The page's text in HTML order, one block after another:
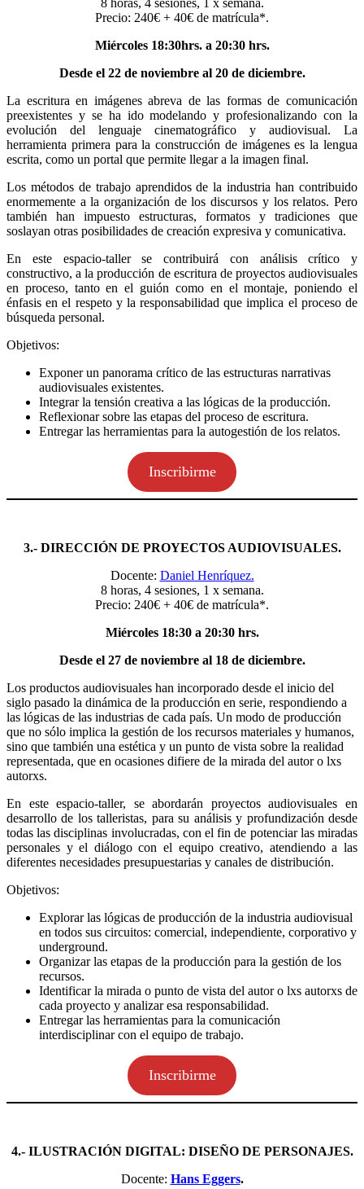
Precio: 240€ + 40€ de matrícula*.
Miércoles 18:30hrs. a 20:30 hrs.
Desde el 22 de noviembre al 20 de diciembre.
La escritura en imágenes abreva de las formas de comunicación
preexistentes y se ha ido modelando y profesionalizando con la
evolución del lenguaje cinematográfico y audiovisual. La
herramienta primera para la construcción de imágenes es la lengua
escrita, como un portal que permite llegar a la imagen final.
Los métodos de trabajo aprendidos de la industria han contribuido
enormemente a la organización de los discursos y los relatos. Pero
también han impuesto estructuras, formatos y tradiciones que
soslayan otras posibilidades de creación expresiva y comunicativa.
En este espacio-taller se contribuirá con análisis crítico y
constructivo, a la producción de escritura de proyectos audiovisuales
en proceso, tanto en el guión como en el montaje, poniendo el
énfasis en el respeto y la responsabilidad que implica el proceso de
búsqueda personal.
Objetivos:
Exponer un panorama crítico de las estructuras narrativas
audiovisuales existentes.
Integrar la tensión creativa a las lógicas de la producción.
Reflexionar sobre las etapas del proceso de escritura.
Entregar las herramientas para la autogestión de los relatos.
Inscribirme
3.- DIRECCIÓN DE PROYECTOS AUDIOVISUALES.
Docente: Daniel Henríquez.
8 horas, 4 sesiones, 1 x semana.
Precio: 240€ + 40€ de matrícula*.
Miércoles 18:30 a 20:30 hrs.
Desde el 27 de noviembre al 18 de diciembre.
Los productos audiovisuales han incorporado desde el inicio del
siglo pasado la dinámica de la producción en serie, respondiendo a
las lógicas de las industrias de cada país. Un modo de producción
que no sólo implica la gestión de los recursos materiales y humanos,
sino que también una estética y un punto de vista sobre la realidad
representada, que en ocasiones difiere de la mirada del autor o lxs
autorxs.
En este espacio-taller, se abordarán proyectos audiovisuales en
desarrollo de los talleristas, para su análisis y profundización desde
todas las disciplinas involucradas, con el fin de potenciar las miradas
personales y el diálogo con el equipo creativo, atendiendo a las
diferentes necesidades presupuestarias y canales de distribución.
Objetivos:
Explorar las lógicas de producción de la industria audiovisual
en todos sus circuitos: comercial, independiente, corporativo y
underground.
Organizar las etapas de la producción para la gestión de los
recursos.
Identificar la mirada o punto de vista del autor o lxs autorxs de
cada proyecto y analizar esa responsabilidad.
Entregar las herramientas para la comunicación
interdisciplinar con el equipo de trabajo.
Inscribirme
4.- ILUSTRACIÓN DIGITAL: DISEÑO DE PERSONAJES.
Docente: Hans Eggers.